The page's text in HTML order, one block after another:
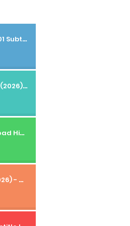
My Fiction (2026) - 01 Subtitle Indonesia
Ichijigen no Sashiki (2026) - 01 Subtitle Indonesia
Seluruh Link Download High And Low Subtitle Indonesia
Wasurenagusa (2026) - 01+02 Subtitle Indonesia